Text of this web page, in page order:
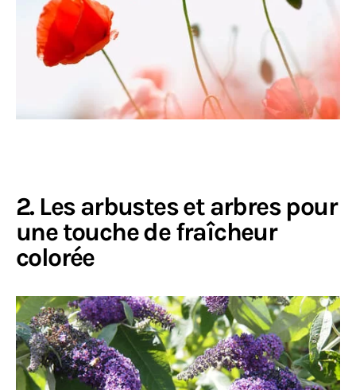
2. Les arbustes et arbres pour
une touche de fraîcheur
colorée